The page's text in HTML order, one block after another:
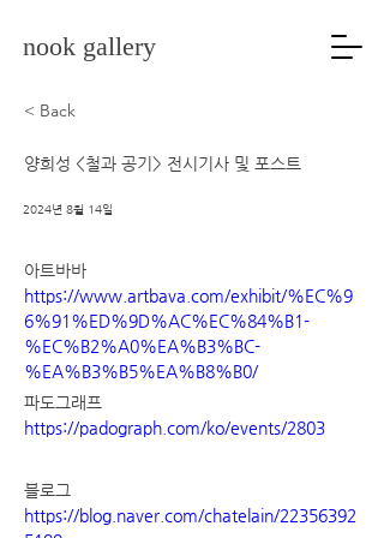
nook gallery
< Back
양희성 <철과 공기> 전시기사 및 포스트
2024년 8월 14일
아트바바
https://www.artbava.com/exhibit/%EC%9
6%91%ED%9D%AC%EC%84%B1-
%EC%B2%A0%EA%B3%BC-
%EA%B3%B5%EA%B8%B0/
파도그래프
https://padograph.com/ko/events/2803
블로그
https://blog.naver.com/chatelain/22356392